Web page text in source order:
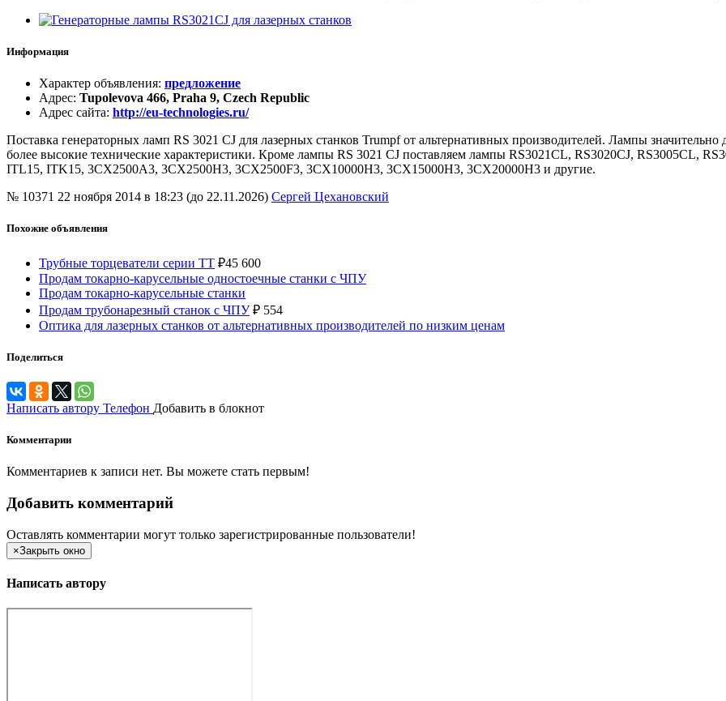
Информация
Характер объявления: предложение
Адрес: Tupolevova 466, Praha 9, Czech Republic
Адрес сайта: http://eu-technologies.ru/
Поставка генераторных ламп RS 3021 CJ для лазерных станков Trumpf от альтернативных производителей. Лампы
более высокие технические характеристики. Кроме лампы RS 3021 CJ поставляем лампы RS3021CL, RS3020CJ, RS3005CL,
ITL15, ITK15, 3CX2500A3, 3CX2500H3, 3CX2500F3, 3CX10000H3, 3CX15000H3, 3CX20000H3 и другие.
№ 10371 22 ноября 2014 в 18:23 (до 22.11.2026) Сергей Цехановский
Похожие объявления
Трубные торцеватели серии ТТ ₽45 600
Продам токарно-карусельные одностоечные станки с ЧПУ
Продам токарно-карусельные станки
Продам трубонарезный станок с ЧПУ ₽ 554
Оптика для лазерных станков от альтернативных производителей по низким ценам
Поделиться
Написать автору Телефон Добавить в блокнот
Комментарии
Комментариев к записи нет. Вы можете стать первым!
Добавить комментарий
Оставлять комментарии могут только зарегистрированные пользователи!
×Закрыть окно
Написать автору